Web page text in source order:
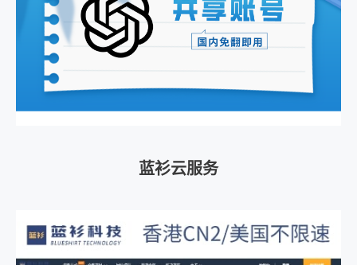
蓝衫云服务